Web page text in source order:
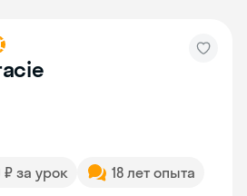
₽ за урок
18 лет опыта